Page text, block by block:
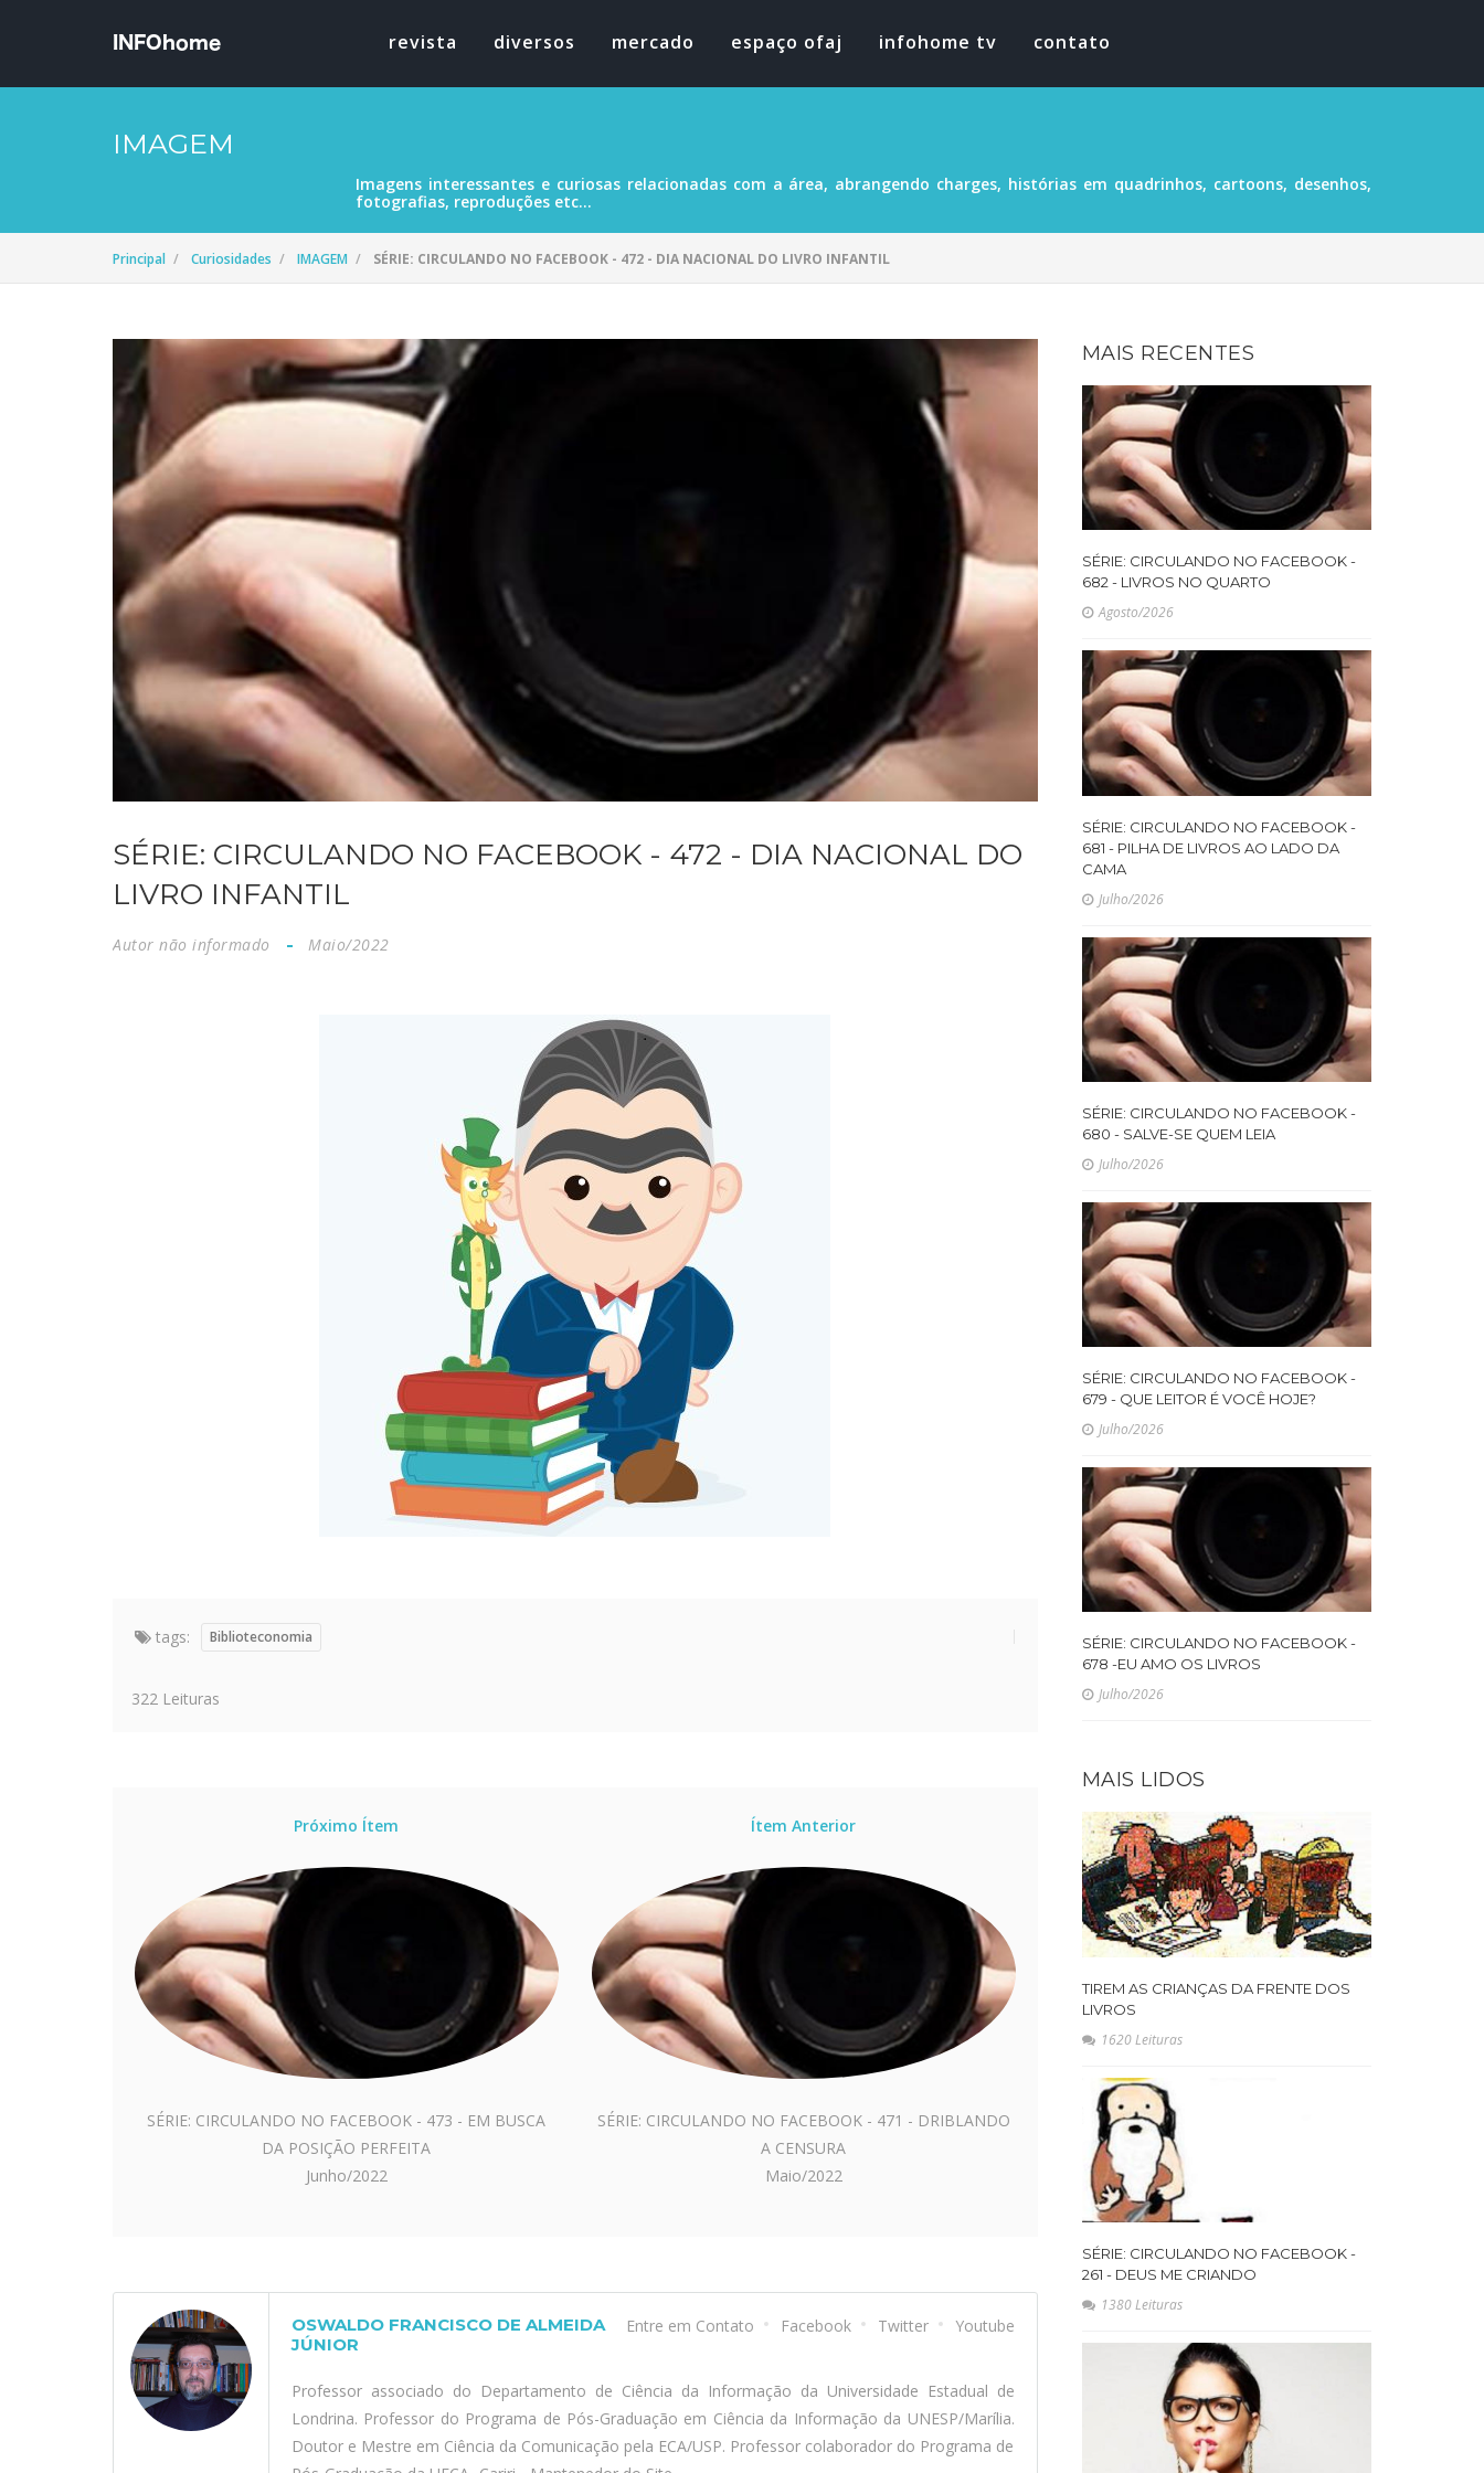
revista diversos mercado espaço ofaj infohome tv contato
IMAGEM
Imagens interessantes e curiosas relacionadas com a área, abrangendo charges, histórias em quadrinhos, cartoons, desenhos,
fotografias, reproduções etc...
Principal Curiosidades IMAGEM SÉRIE: CIRCULANDO NO FACEBOOK - 472 - DIA NACIONAL DO LIVRO INFANTIL
SÉRIE: CIRCULANDO NO FACEBOOK - 472 - DIA NACIONAL DO
LIVRO INFANTIL
Autor não informado Maio/2022
tags: Biblioteconomia
322 Leituras
Próximo Ítem
SÉRIE: CIRCULANDO NO FACEBOOK - 473 - EM BUSCA
DA POSIÇÃO PERFEITA
Junho/2022
Ítem Anterior
SÉRIE: CIRCULANDO NO FACEBOOK - 471 - DRIBLANDO
A CENSURA
Maio/2022
Entre em Contato Facebook Twitter Youtube
OSWALDO FRANCISCO DE ALMEIDA
JÚNIOR
Professor associado do Departamento de Ciência da Informação da Universidade Estadual de
Londrina. Professor do Programa de Pós-Graduação em Ciência da Informação da UNESP/Marília.
Doutor e Mestre em Ciência da Comunicação pela ECA/USP. Professor colaborador do Programa de
MAIS RECENTES
SÉRIE: CIRCULANDO NO FACEBOOK -
682 - LIVROS NO QUARTO
Agosto/2026
SÉRIE: CIRCULANDO NO FACEBOOK -
681 - PILHA DE LIVROS AO LADO DA
CAMA
Julho/2026
SÉRIE: CIRCULANDO NO FACEBOOK -
680 - SALVE-SE QUEM LEIA
Julho/2026
SÉRIE: CIRCULANDO NO FACEBOOK -
679 - QUE LEITOR É VOCÊ HOJE?
Julho/2026
SÉRIE: CIRCULANDO NO FACEBOOK -
678 -EU AMO OS LIVROS
Julho/2026
MAIS LIDOS
TIREM AS CRIANÇAS DA FRENTE DOS
LIVROS
1620 Leituras
SÉRIE: CIRCULANDO NO FACEBOOK -
261 - DEUS ME CRIANDO
1380 Leituras